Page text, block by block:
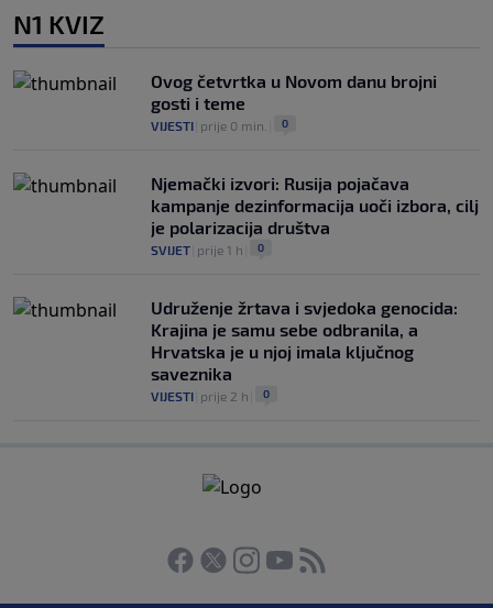
N1 KVIZ
Ovog četvrtka u Novom danu brojni
gosti i teme
VIJESTI prije 0 min. 0
Njemački izvori: Rusija pojačava
kampanje dezinformacija uoči izbora, cilj
je polarizacija društva
SVIJET prije 1 h 0
Udruženje žrtava i svjedoka genocida:
Krajina je samu sebe odbranila, a
Hrvatska je u njoj imala ključnog
saveznika
VIJESTI prije 2 h 0